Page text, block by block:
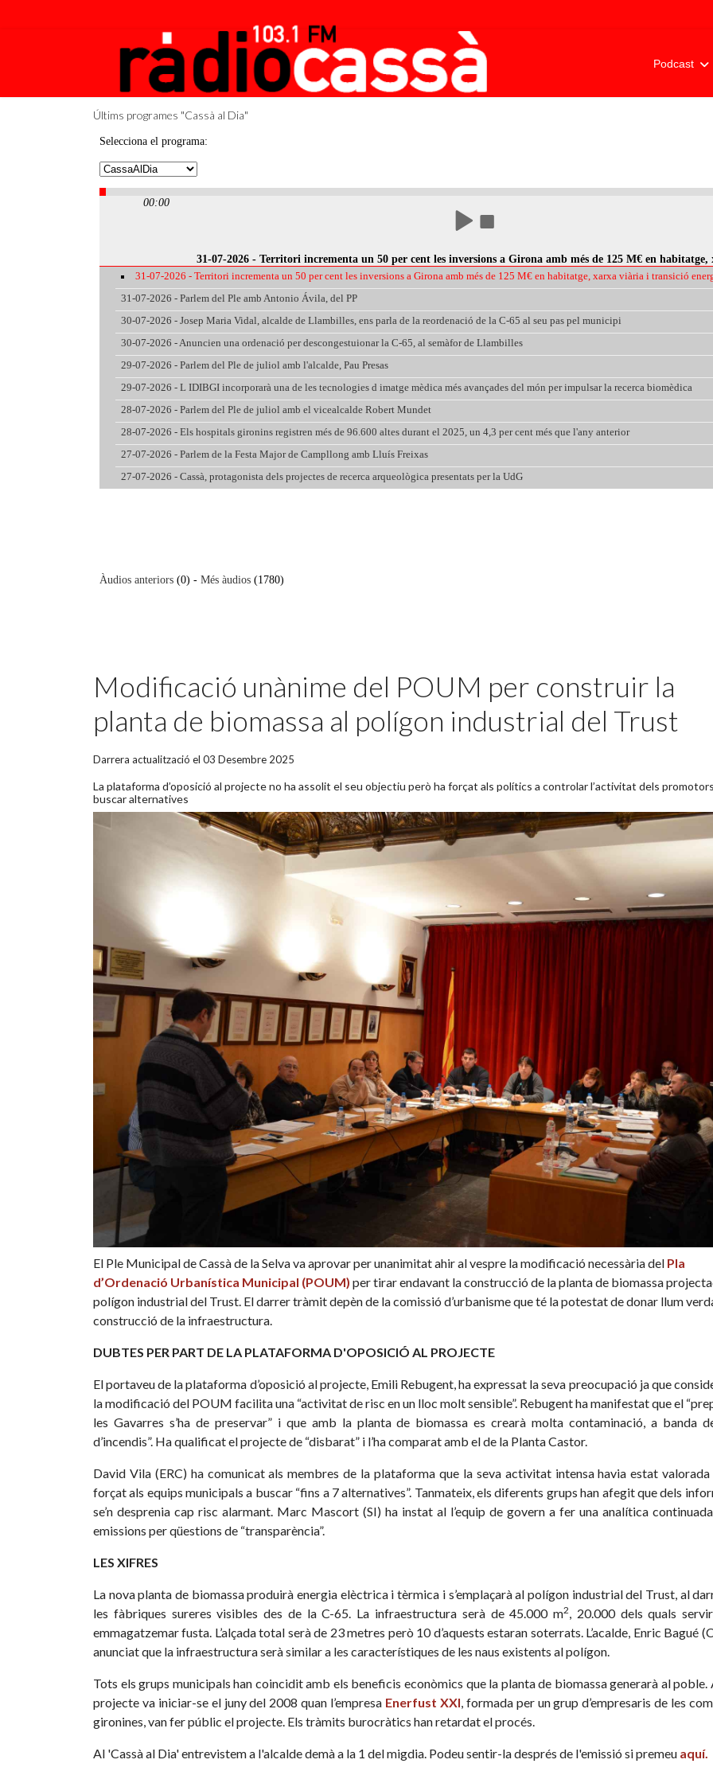
Podcast
Últims programes "Cassà al Dia"
Modificació unànime del POUM per construir la
planta de biomassa al polígon industrial del Trust
Darrera actualització el 03 Desembre 2025
La plataforma d’oposició al projecte no ha assolit el seu objectiu però ha forçat als polítics a controlar l’activitat dels
buscar alternatives
El Ple Municipal de Cassà de la Selva va aprovar per unanimitat ahir al vespre la modificació necessària del Pla
d’Ordenació Urbanística Municipal (POUM) per tirar endavant la construcció de la planta de biomassa
polígon industrial del Trust. El darrer tràmit depèn de la comissió d’urbanisme que té la potestat de donar llum
construcció de la infraestructura.
DUBTES PER PART DE LA PLATAFORMA D'OPOSICIÓ AL PROJECTE
El portaveu de la plataforma d’oposició al projecte, Emili Rebugent, ha expressat la seva preocupació ja que
la modificació del POUM facilita una “activitat de risc en un lloc molt sensible”. Rebugent ha manifestat que el
les Gavarres s’ha de preservar” i que amb la planta de biomassa es crearà molta contaminació, a banda
d’incendis”. Ha qualificat el projecte de “disbarat” i l’ha comparat amb el de la Planta Castor.
David Vila (ERC) ha comunicat als membres de la plataforma que la seva activitat intensa havia estat
forçat als equips municipals a buscar “fins a 7 alternatives”. Tanmateix, els diferents grups han afegit que dels
se’n desprenia cap risc alarmant. Marc Mascort (SI) ha instat al l’equip de govern a fer una analítica
emissions per qüestions de “transparència”.
LES XIFRES
La nova planta de biomassa produirà energia elèctrica i tèrmica i s’emplaçarà al polígon industrial del Trust, al
les fàbriques sureres visibles des de la C-65. La infraestructura serà de 45.000 m2
, 20.000 dels quals
emmagatzemar fusta. L’alçada total serà de 23 metres però 10 d’aquests estaran soterrats. L’acalde, Enric Bagué
anunciat que la infraestructura serà similar a les característiques de les naus existents al polígon.
Tots els grups municipals han coincidit amb els beneficis econòmics que la planta de biomassa generarà al poble.
projecte va iniciar-se el juny del 2008 quan l’empresa Enerfust XXI , formada per un grup d’empresaris de les
gironines, van fer públic el projecte. Els tràmits burocràtics han retardat el procés.
Al 'Cassà al Dia' entrevistem a l'alcalde demà a la 1 del migdia. Podeu sentir-la després de l'emissió si premeu aquí.